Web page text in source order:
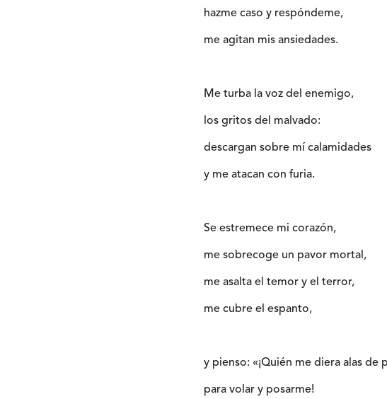
hazme caso y respóndeme,
me agitan mis ansiedades.
Me turba la voz del enemigo,
los gritos del malvado:
descargan sobre mí calamidades
y me atacan con furia.
Se estremece mi corazón,
me sobrecoge un pavor mortal,
me asalta el temor y el terror,
me cubre el espanto,
y pienso: «¡Quién me diera alas de
para volar y posarme!